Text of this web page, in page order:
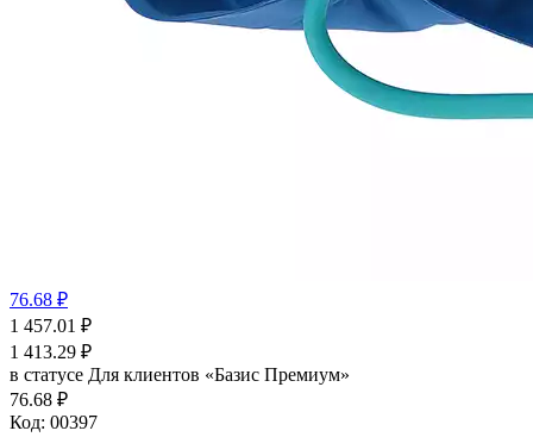
76.68 ₽
1 457.01 ₽
1 413.29 ₽
в статусе Для клиентов «Базис Премиум»
76.68 ₽
Код: 00397